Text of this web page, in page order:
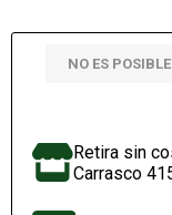
NO ES
Retira sin
Carrasco